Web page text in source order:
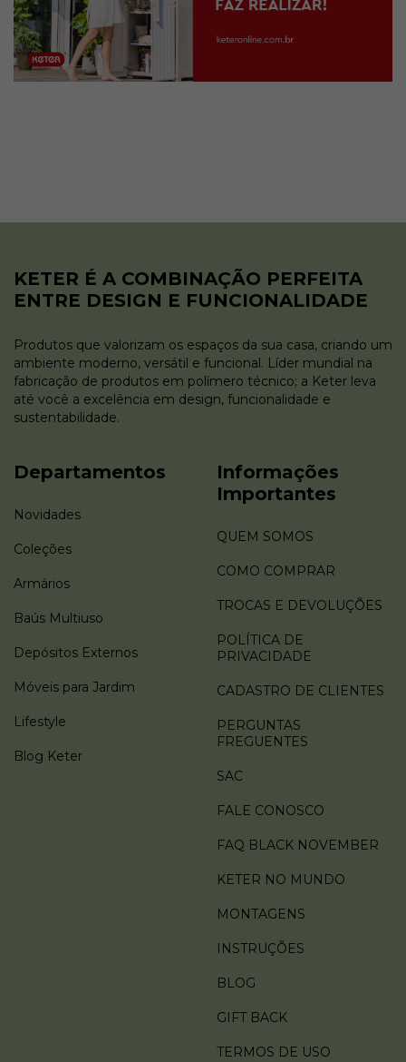
KETER É A COMBINAÇÃO PERFEITA
ENTRE DESIGN E FUNCIONALIDADE
Produtos que valorizam os espaços da sua casa, criando um
ambiente moderno, versátil e funcional. Líder mundial na
fabricação de produtos em polímero técnico; a Keter leva
até você a excelência em design, funcionalidade e
sustentabilidade.
Departamentos
Novidades
Coleções
Armários
Baús Multiuso
Depósitos Externos
Móveis para Jardim
Lifestyle
Blog Keter
Informações
Importantes
QUEM SOMOS
COMO COMPRAR
TROCAS E DEVOLUÇÕES
POLÍTICA DE
PRIVACIDADE
CADASTRO DE CLIENTES
PERGUNTAS
FREGUENTES
SAC
FALE CONOSCO
FAQ BLACK NOVEMBER
KETER NO MUNDO
MONTAGENS
INSTRUÇÕES
BLOG
GIFT BACK
TERMOS DE USO